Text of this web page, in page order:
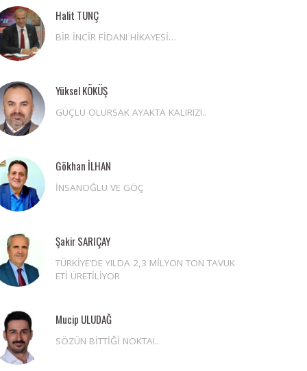
Halit TUNÇ
BİR İNCİR FİDANI HİKAYESİ…
Yüksel KÖKÜŞ
GÜÇLÜ OLURSAK AYAKTA KALIRIZ!..
Gökhan İLHAN
İNSANOĞLU VE GÖÇ
Şakir SARIÇAY
TÜRKİYE’DE YILDA 2,3 MİLYON TON TAVUK
ETİ ÜRETİLİYOR
Mucip ULUDAĞ
SÖZÜN BİTTİĞİ NOKTA!..